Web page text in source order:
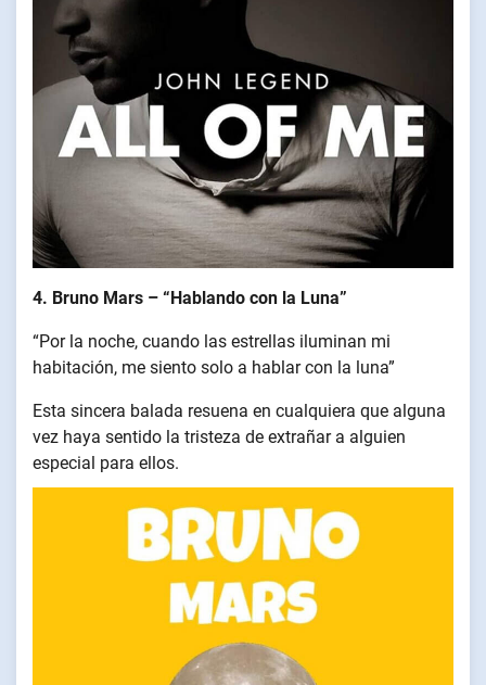
4. Bruno Mars – “Hablando con la Luna”
“Por la noche, cuando las estrellas iluminan mi
habitación, me siento solo a hablar con la luna”
Esta sincera balada resuena en cualquiera que alguna
vez haya sentido la tristeza de extrañar a alguien
especial para ellos.